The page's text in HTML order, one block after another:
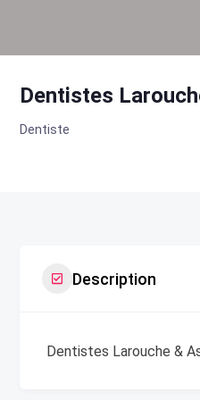
Dentistes
Dentiste
Description
Dentistes Larouche &